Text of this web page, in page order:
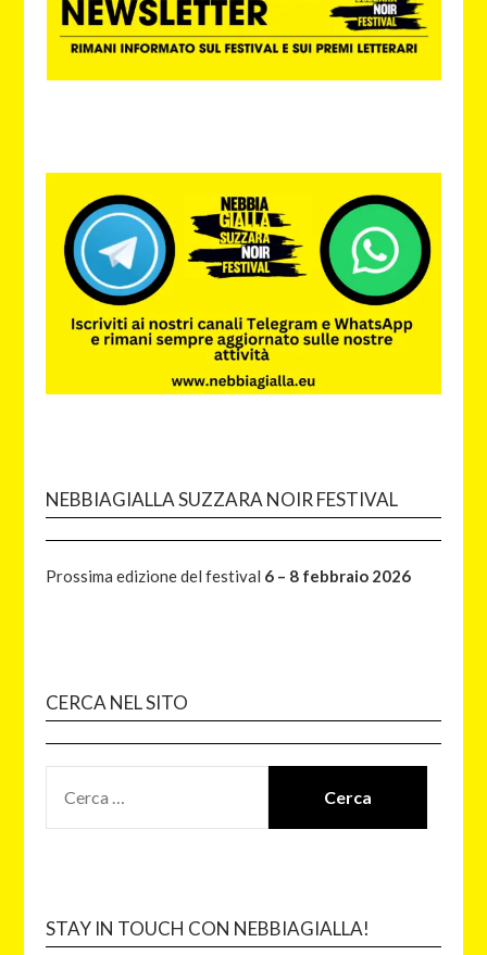
NEBBIAGIALLA SUZZARA NOIR FESTIVAL
Prossima edizione del festival 6 – 8 febbraio 2026
CERCA NEL SITO
STAY IN TOUCH CON NEBBIAGIALLA!